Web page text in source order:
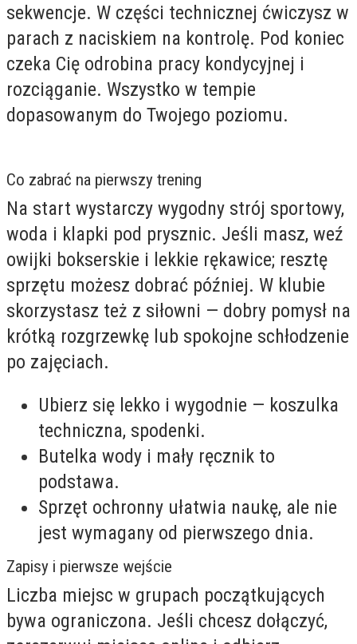
sekwencje. W części technicznej ćwiczysz w
parach z naciskiem na kontrolę. Pod koniec
czeka Cię odrobina pracy kondycyjnej i
rozciąganie. Wszystko w tempie
dopasowanym do Twojego poziomu.
Co zabrać na pierwszy trening
Na start wystarczy wygodny strój sportowy,
woda i klapki pod prysznic. Jeśli masz, weź
owijki bokserskie i lekkie rękawice; resztę
sprzętu możesz dobrać później. W klubie
skorzystasz też z siłowni — dobry pomysł na
krótką rozgrzewkę lub spokojne schłodzenie
po zajęciach.
Ubierz się lekko i wygodnie — koszulka
techniczna, spodenki.
Butelka wody i mały ręcznik to
podstawa.
Sprzęt ochronny ułatwia naukę, ale nie
jest wymagany od pierwszego dnia.
Zapisy i pierwsze wejście
Liczba miejsc w grupach początkujących
bywa ograniczona. Jeśli chcesz dołączyć,